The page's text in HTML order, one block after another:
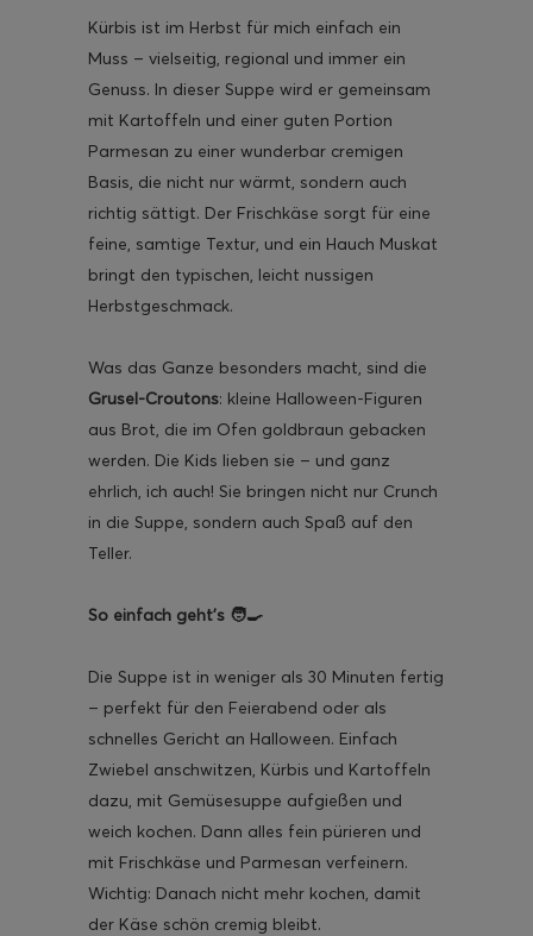
Kürbis ist im Herbst für mich einfach ein
Muss – vielseitig, regional und immer ein
Genuss. In dieser Suppe wird er gemeinsam
mit Kartoffeln und einer guten Portion
Parmesan zu einer wunderbar cremigen
Basis, die nicht nur wärmt, sondern auch
richtig sättigt. Der Frischkäse sorgt für eine
feine, samtige Textur, und ein Hauch Muskat
bringt den typischen, leicht nussigen
Herbstgeschmack.
Was das Ganze besonders macht, sind die
Grusel-Croutons: kleine Halloween-Figuren
aus Brot, die im Ofen goldbraun gebacken
werden. Die Kids lieben sie – und ganz
ehrlich, ich auch! Sie bringen nicht nur Crunch
in die Suppe, sondern auch Spaß auf den
Teller.
So einfach geht’s 🧑‍🍳
Die Suppe ist in weniger als 30 Minuten fertig
– perfekt für den Feierabend oder als
schnelles Gericht an Halloween. Einfach
Zwiebel anschwitzen, Kürbis und Kartoffeln
dazu, mit Gemüsesuppe aufgießen und
weich kochen. Dann alles fein pürieren und
mit Frischkäse und Parmesan verfeinern.
Wichtig: Danach nicht mehr kochen, damit
der Käse schön cremig bleibt.